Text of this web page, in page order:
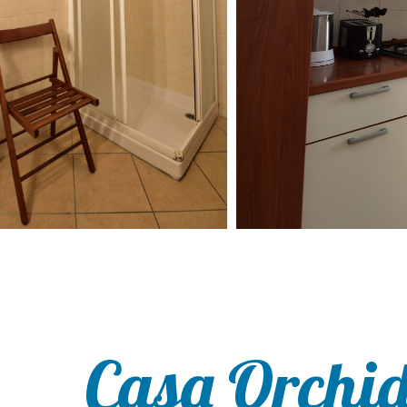
Casa